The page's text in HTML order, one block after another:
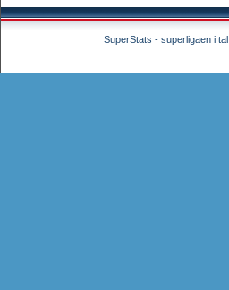
SuperStats - superligaen i tal